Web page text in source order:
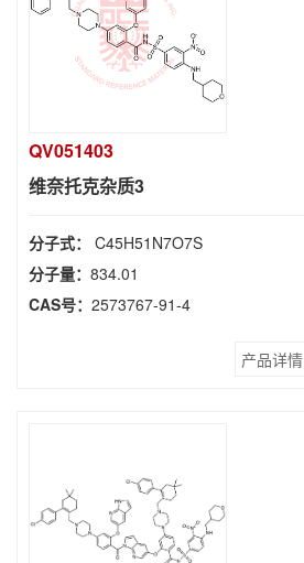
QV051403
维奈托克杂质3
分子式： C45H51N7O7S
分子量： 834.01
CAS号： 2573767-91-4
产品详情